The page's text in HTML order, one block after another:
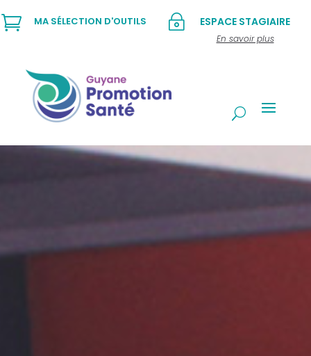
~ ESPACE STAGIAIRE
En savoir plus
 MA SÉLECTION D'OUTILS